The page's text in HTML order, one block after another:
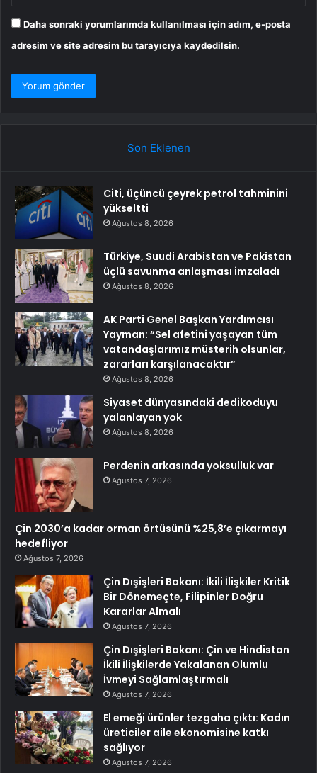
Daha sonraki yorumlarımda kullanılması için adım, e-posta
adresim ve site adresim bu tarayıcıya kaydedilsin.
Son Eklenen
Citi, üçüncü çeyrek petrol tahminini
yükseltti
Ağustos 8, 2026
Türkiye, Suudi Arabistan ve Pakistan
üçlü savunma anlaşması imzaladı
Ağustos 8, 2026
AK Parti Genel Başkan Yardımcısı
Yayman: “Sel afetini yaşayan tüm
vatandaşlarımız müsterih olsunlar,
zararları karşılanacaktır”
Ağustos 8, 2026
Siyaset dünyasındaki dedikoduyu
yalanlayan yok
Ağustos 8, 2026
Perdenin arkasında yoksulluk var
Ağustos 7, 2026
Çin 2030’a kadar orman örtüsünü %25,8’e çıkarmayı
hedefliyor
Ağustos 7, 2026
Çin Dışişleri Bakanı: İkili İlişkiler Kritik
Bir Dönemeçte, Filipinler Doğru
Kararlar Almalı
Ağustos 7, 2026
Çin Dışişleri Bakanı: Çin ve Hindistan
İkili İlişkilerde Yakalanan Olumlu
İvmeyi Sağlamlaştırmalı
Ağustos 7, 2026
El emeği ürünler tezgaha çıktı: Kadın
üreticiler aile ekonomisine katkı
sağlıyor
Ağustos 7, 2026